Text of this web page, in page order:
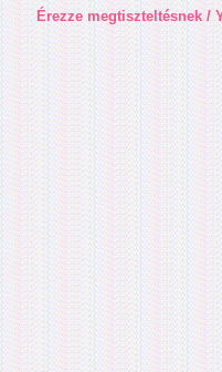
Érezze megtiszteltésnek /